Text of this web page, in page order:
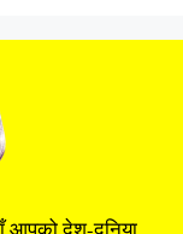
आपको देश-दुनिया